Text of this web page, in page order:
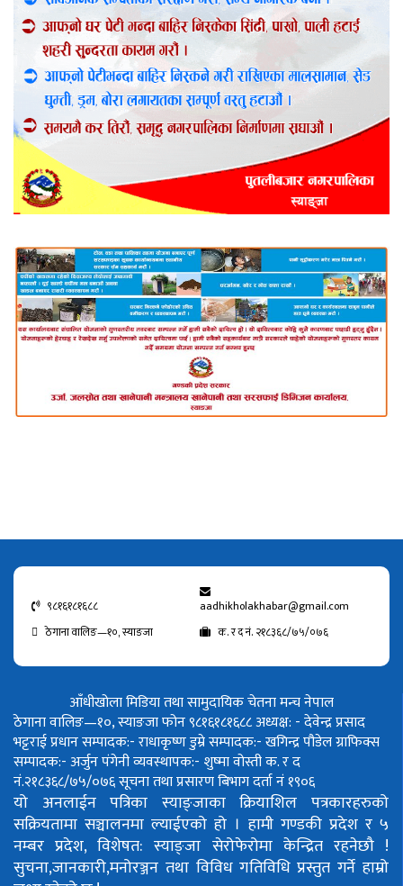
९८१६१८१६८८
aadhikholakhabar@gmail.com
ठेगाना वालिङ—१०, स्याङजा
क. र द नं. २१८३६८/७५/०७६
आँधीखोला मिडिया तथा सामुदायिक चेतना मन्च नेपाल
ठेगाना वालिङ—१०, स्याङजा फोन ९८१६१८१६८८अध्यक्ष: - देवेन्द्र प्रसाद
भट्टराईप्रधान सम्पादक:- राधाकृष्ण डुम्रेसम्पादक:- खगिन्द्र पौडेलग्राफिक्स
सम्पादक:- अर्जुन पंगेनीव्यवस्थापक:- शुष्मा वोस्तीक. र द
नं.२१८३६८/७५/०७६सूचना तथा प्रसारण बिभाग दर्ता नं १९०६
यो अनलाईन पत्रिका स्याङ्जाका क्रियाशिल पत्रकारहरुको
सक्रियतामा सञ्चालनमा ल्याईएको हो । हामी गण्डकी प्रदेश र ५
नम्बर प्रदेश, विशेषत: स्याङ्जा सेरोफेरोमा केन्द्रित रहनेछौ !
सुचना,जानकारी,मनोरञ्जन तथा विविध गतिविधि प्रस्तुत गर्ने हाम्रो